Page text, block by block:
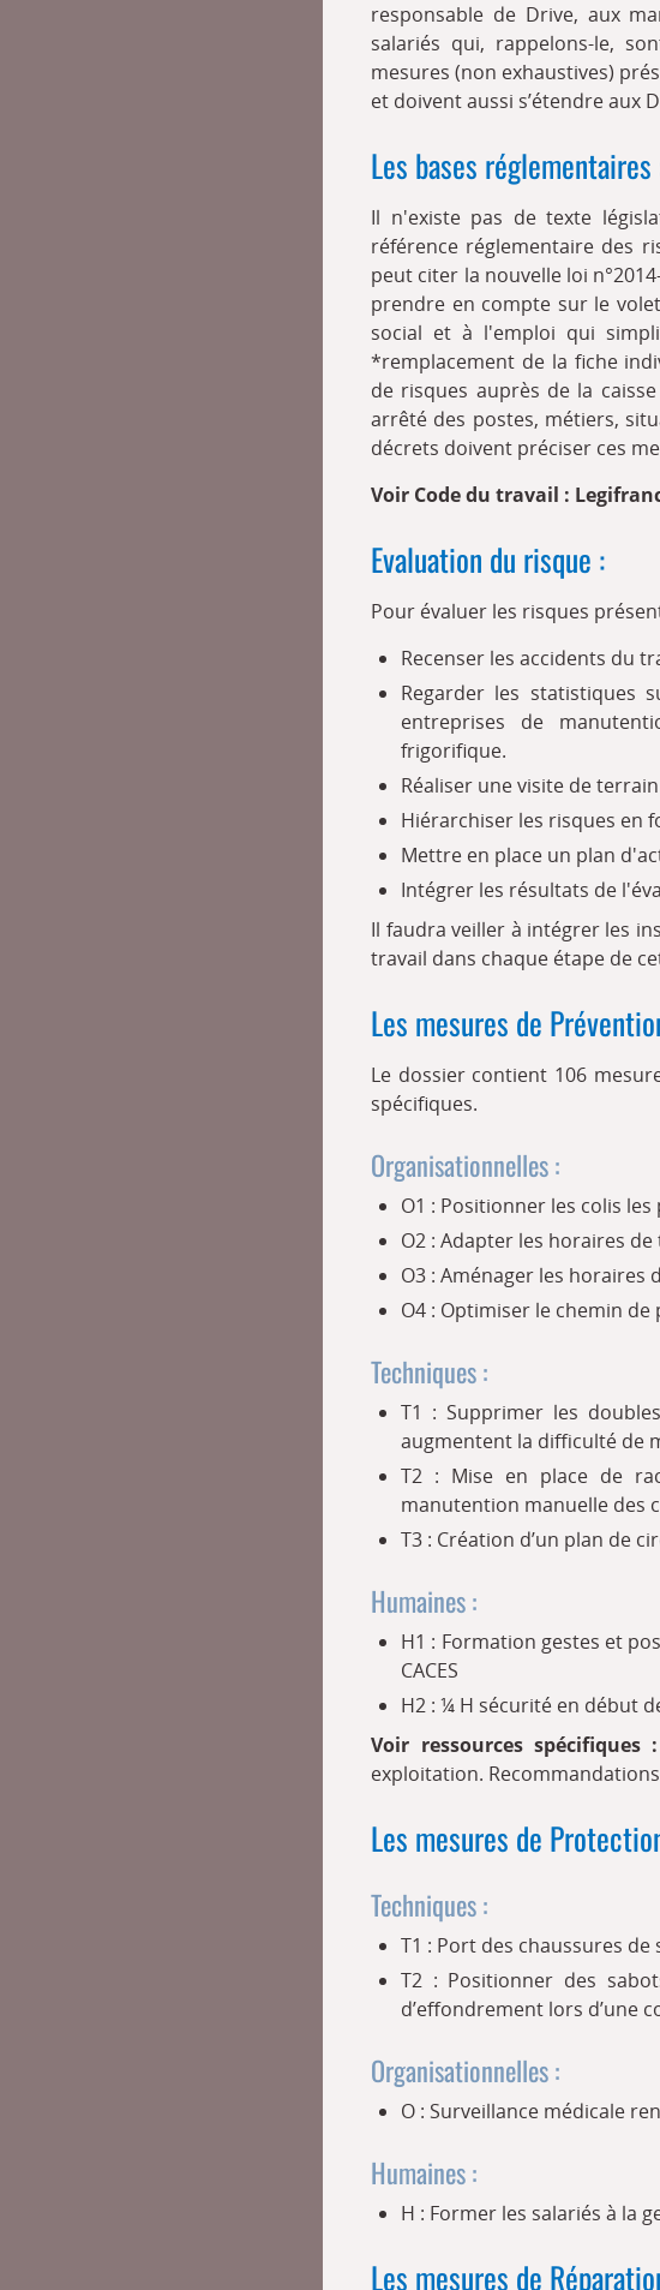
responsable de Drive, aux
salariés qui, rappelons-le,
mesures (non exhaustives)
et doivent aussi s’étendre aux
Les bases réglementaires
Il n'existe pas de texte
référence réglementaire des
peut citer la nouvelle loi
prendre en compte sur le
social et à l'emploi qui
*remplacement de la fiche
de risques auprès de la
arrêté des postes, métiers,
décrets doivent préciser ces
Voir Code du travail :
Evaluation du risque :
Pour évaluer les risques
Recenser les accidents du
Regarder les statistiques
entreprises de
frigorifique.
Réaliser une visite de
Hiérarchiser les risques en
Mettre en place un plan
Intégrer les résultats de
Il faudra veiller à intégrer les
travail dans chaque étape de
Les mesures de
Le dossier contient 106
spécifiques.
Organisationnelles :
O1 : Positionner les colis
O2 : Adapter les horaires
O3 : Aménager les horaires
O4 : Optimiser le chemin
Techniques :
T1 : Supprimer les
augmentent la difficulté de
T2 : Mise en place de
manutention manuelle des
T3 : Création d’un plan de
Humaines :
H1 : Formation gestes et
CACES
H2 : ¼ H sécurité en début
Voir ressources spécifiques :
exploitation. Recommandations
Les mesures de
Techniques :
T1 : Port des chaussures
T2 : Positionner des
d’effondrement lors d’une
Organisationnelles :
O : Surveillance médicale
Humaines :
H : Former les salariés à la
Les mesures de